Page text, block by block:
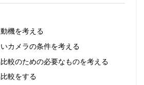
e
b
o
o
k
機を考える
カメラの条件を考える
較のための必要なものを考える
較をする